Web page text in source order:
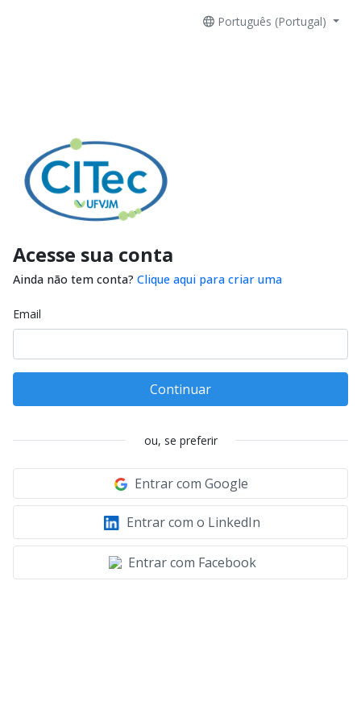
Português (Portugal)
Acesse sua conta
Ainda não tem conta? Clique aqui para criar uma
Email
Continuar
ou, se preferir
Entrar com Google
Entrar com o LinkedIn
Entrar com Facebook